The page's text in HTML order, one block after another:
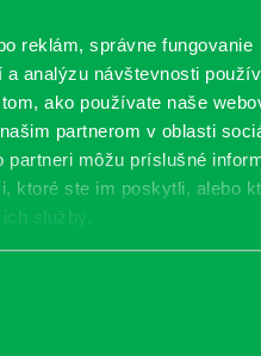
reklám, správne fungovanie
analýzu návštevnosti
ako používate naše
partnerom v oblasti
partneri môžu príslušné
ktoré ste im poskytli, alebo
služby.